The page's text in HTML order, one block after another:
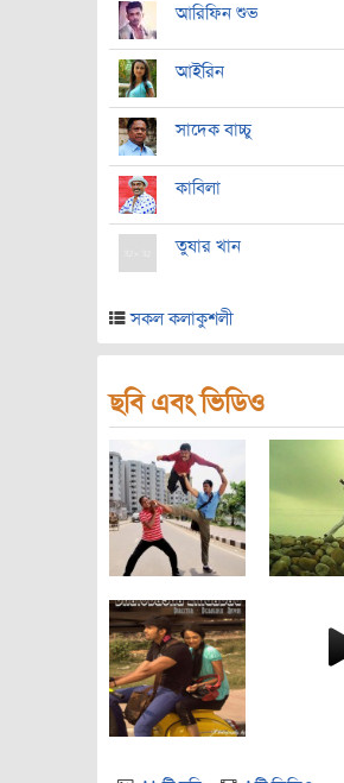
আরিফিন শুভ
আইরিন
সাদেক বাচ্চু
কাবিলা
তুষার খান
সকল কলাকুশলী
ছবি এবং ভিডিও